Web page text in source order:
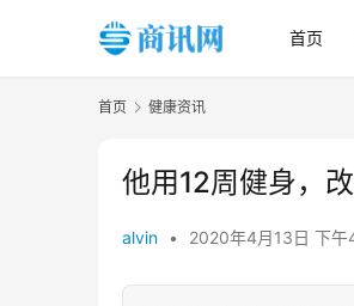
首页
首页 健康资讯
他用12周健身，
alvin • 2020年4月13日 下午